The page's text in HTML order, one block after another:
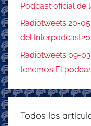
Podcast oficial de
Radiotweets 20-
del
Radiotweets 09-
tenemos El
Todos los